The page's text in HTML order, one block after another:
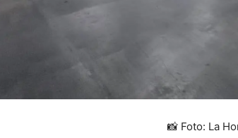
📸 Foto: La